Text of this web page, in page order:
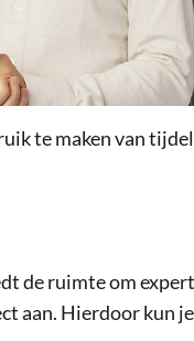
te maken van
de ruimte om
aan. Hierdoor kun